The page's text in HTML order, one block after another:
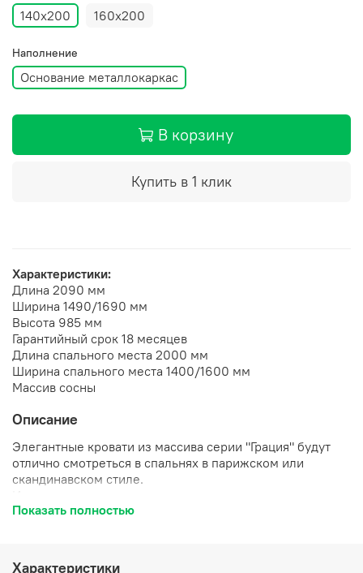
140х200 160х200
Наполнение
Основание металлокаркас
В корзину
Купить в 1 клик
Характеристики:
Длина 2090 мм
Ширина 1490/1690 мм
Высота 985 мм
Гарантийный срок 18 месяцев
Длина спального места 2000 мм
Ширина спального места 1400/1600 мм
Массив сосны
Описание
Элегантные кровати из массива серии "Грация" будут
отлично смотреться в спальнях в парижском или
скандинавском стиле.
уюта и покоя.
Показать полностью
Характеристики